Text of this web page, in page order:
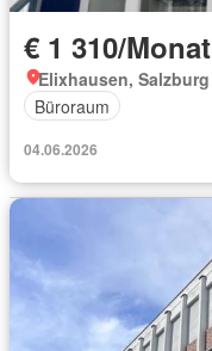
€ 1 310/Monat
Elixhausen, Salzburg
Büroraum
04.06.2026